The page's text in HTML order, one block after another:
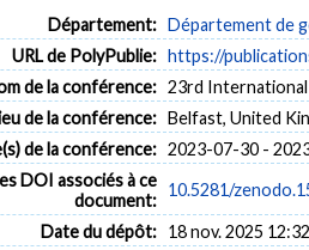
Département: Département de
URL de PolyPublie: https://
de la conférence: 23rd
de la conférence: Belfast, United
de la conférence: 2023-07-30 -
DOI associés à ce
document:
10.5281/
Date du dépôt: 18 nov. 2025 12:32